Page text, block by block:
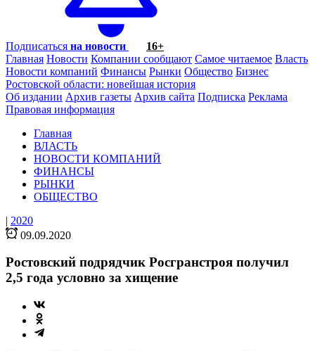
Подписаться на новости
16+
Главная Новости Компании сообщают Самое читаемое Власть
Новости компаний Финансы Рынки Общество Бизнес
Ростовской области: новейшая история
Об издании Архив газеты Архив сайта Подписка Реклама
Правовая информация
Главная
ВЛАСТЬ
НОВОСТИ КОМПАНИЙ
ФИНАНСЫ
РЫНКИ
ОБЩЕСТВО
| 2020
09.09.2020
Ростовский подрядчик Росгранстроя получил
2,5 года условно за хищение